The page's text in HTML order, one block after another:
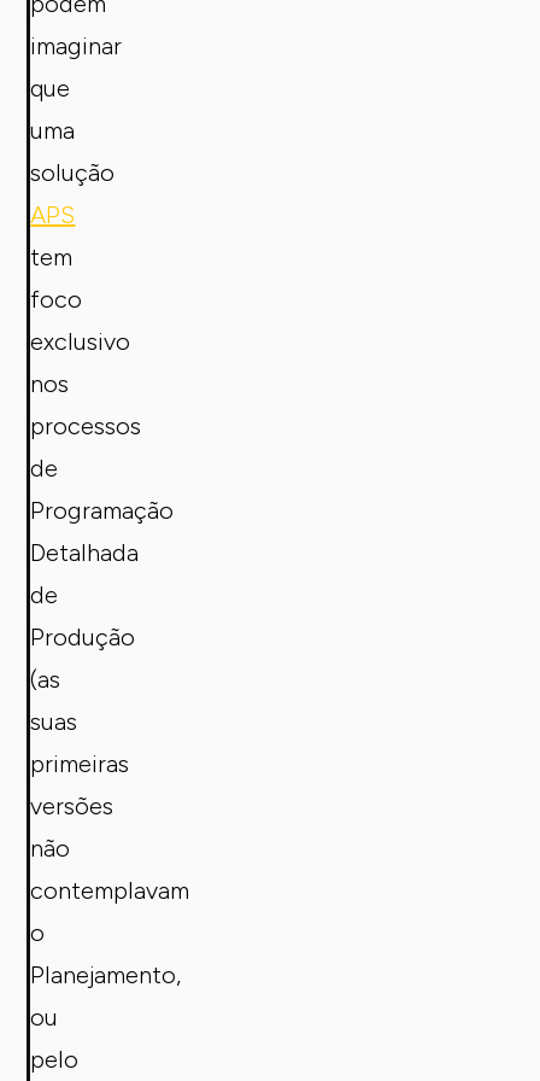
imaginar
que
uma
solução
APS
tem
foco
exclusivo
nos
processos
de
Programação
Detalhada
de
Produção
(as
suas
primeiras
versões
não
contemplavam
o
Planejamento,
ou
pelo